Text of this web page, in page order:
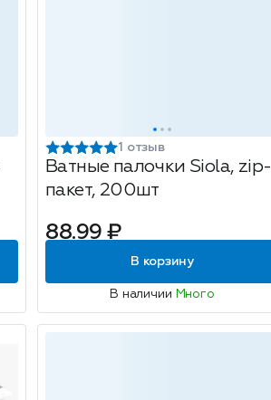
1 отзыв
Ватные палочки Siola, zip-
пакет, 200шт
88.99 ₽
В корзину
В наличии Много